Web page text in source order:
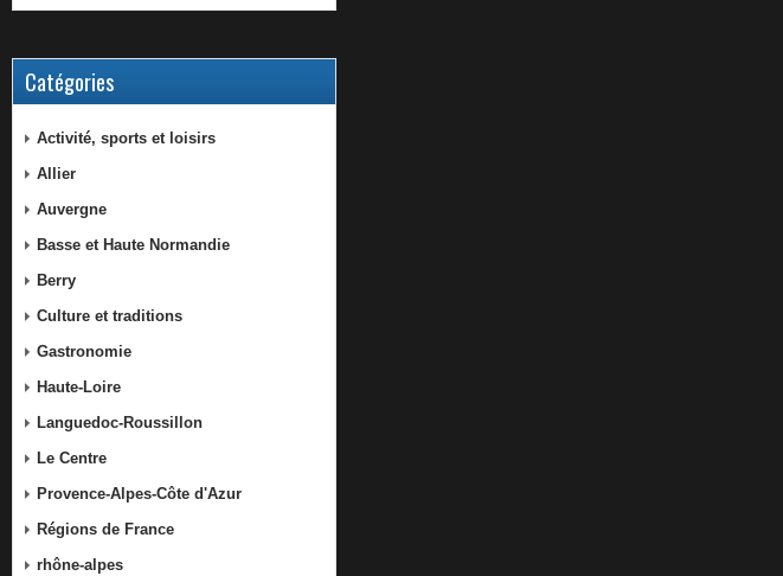
Catégories
Activité, sports et loisirs
Allier
Auvergne
Basse et Haute Normandie
Berry
Culture et traditions
Gastronomie
Haute-Loire
Languedoc-Roussillon
Le Centre
Provence-Alpes-Côte d'Azur
Régions de France
rhône-alpes